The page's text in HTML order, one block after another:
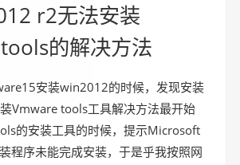
r2无法安装
的解决方法
安装win2012的时候，发现安装
Vmware tools工具解决方法最开始
的安装工具的时候，提示Microsoft
程序未能完成安装，于是乎我按照网